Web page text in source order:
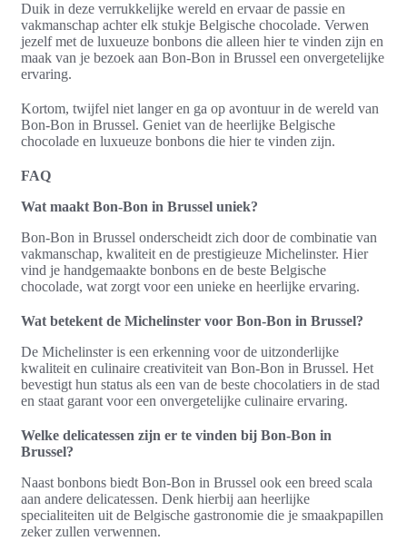
Duik in deze verrukkelijke wereld en ervaar de passie en
vakmanschap achter elk stukje Belgische chocolade. Verwen
jezelf met de luxueuze bonbons die alleen hier te vinden zijn en
maak van je bezoek aan Bon-Bon in Brussel een onvergetelijke
ervaring.
Kortom, twijfel niet langer en ga op avontuur in de wereld van
Bon-Bon in Brussel. Geniet van de heerlijke Belgische
chocolade en luxueuze bonbons die hier te vinden zijn.
FAQ
Wat maakt Bon-Bon in Brussel uniek?
Bon-Bon in Brussel onderscheidt zich door de combinatie van
vakmanschap, kwaliteit en de prestigieuze Michelinster. Hier
vind je handgemaakte bonbons en de beste Belgische
chocolade, wat zorgt voor een unieke en heerlijke ervaring.
Wat betekent de Michelinster voor Bon-Bon in Brussel?
De Michelinster is een erkenning voor de uitzonderlijke
kwaliteit en culinaire creativiteit van Bon-Bon in Brussel. Het
bevestigt hun status als een van de beste chocolatiers in de stad
en staat garant voor een onvergetelijke culinaire ervaring.
Welke delicatessen zijn er te vinden bij Bon-Bon in
Brussel?
Naast bonbons biedt Bon-Bon in Brussel ook een breed scala
aan andere delicatessen. Denk hierbij aan heerlijke
specialiteiten uit de Belgische gastronomie die je smaakpapillen
zeker zullen verwennen.